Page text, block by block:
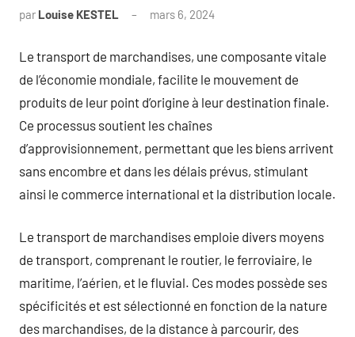
par Louise KESTEL mars 6, 2024
Le transport de marchandises, une composante vitale
de l’économie mondiale, facilite le mouvement de
produits de leur point d’origine à leur destination finale.
Ce processus soutient les chaînes
d’approvisionnement, permettant que les biens arrivent
sans encombre et dans les délais prévus, stimulant
ainsi le commerce international et la distribution locale.
Le transport de marchandises emploie divers moyens
de transport, comprenant le routier, le ferroviaire, le
maritime, l’aérien, et le fluvial. Ces modes possède ses
spécificités et est sélectionné en fonction de la nature
des marchandises, de la distance à parcourir, des